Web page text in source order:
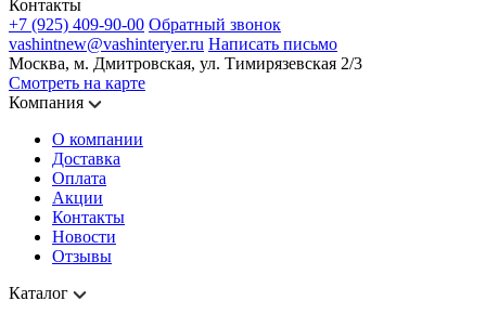
Контакты
+7 (925) 409-90-00 Обратный звонок
vashintnew@vashinteryer.ru Написать письмо
Москва, м. Дмитровская, ул. Тимирязевская 2/3
Смотреть на карте
Компания
О компании
Доставка
Оплата
Акции
Контакты
Новости
Отзывы
Каталог